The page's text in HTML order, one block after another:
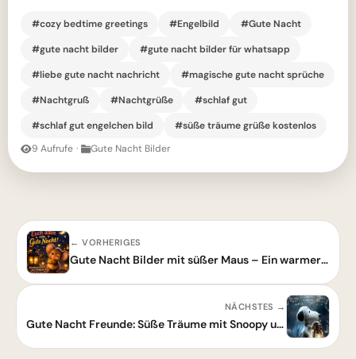
#cozy bedtime greetings #Engelbild
#Gute Nacht
#gute nacht bilder
#gute nacht bilder für whatsapp
#liebe gute nacht nachricht
#magische gute nacht sprüche
#Nachtgruß
#Nachtgrüße
#schlaf gut
#schlaf gut engelchen bild
#süße träume grüße kostenlos
9 Aufrufe · Gute Nacht Bilder
← VORHERIGES
Gute Nacht Bilder mit süßer Maus – Ein warmer Wunsch für morgen
NÄCHSTES →
Gute Nacht Freunde: Süße Träume mit Snoopy und Laternenlicht